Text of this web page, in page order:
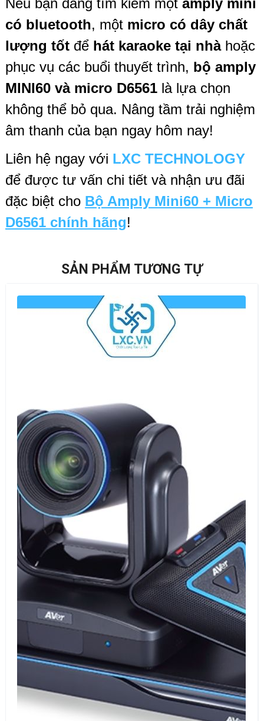
Nếu bạn đang tìm kiếm một amply mini
có bluetooth, một micro có dây chất
lượng tốt để hát karaoke tại nhàhoặc
phục vụ các buổi thuyết trình, bộ amply
MINI60 và micro D6561 là lựa chọn
không thể bỏ qua. Nâng tầm trải nghiệm
âm thanh của bạn ngay hôm nay!
Liên hệ ngay với LXC TECHNOLOGY
để được tư vấn chi tiết và nhận ưu đãi
đặc biệt cho Bộ Amply Mini60 + Micro
D6561 chính hãng!
SẢN PHẨM TƯƠNG TỰ